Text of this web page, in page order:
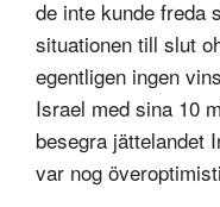
de inte kunde freda
situationen till slut
egentligen ingen
Israel med sina 10
besegra jättelandet
var nog